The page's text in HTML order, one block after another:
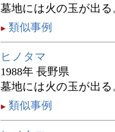
墓地には火の玉が出る
類似事例
ヒノタマ
1988年 長野県
墓地には火の玉が出る
類似事例